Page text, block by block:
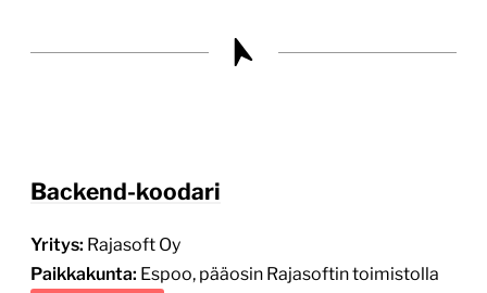
Backend-koodari
Yritys: Rajasoft Oy
Paikkakunta: Espoo, pääosin Rajasoftin toimistolla